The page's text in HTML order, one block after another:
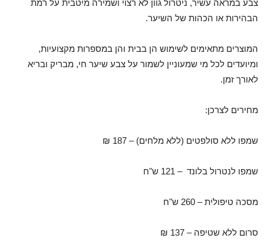
צבע במראה עשיר, ניטרול גוון לא רצוי ושמירה מיטבית על רמת
הבהירות או הכהות של השיער.
המוצרים מתאימים לשימוש הן בבית והן במספרות מקצועיות,
ומיועדים לכל מי שמעוניין לשמור על צבע שיער חי, מבריק ובריא
לאורך זמן.
מחירים לצרכן:
שמפו ללא סולפטים (ללא מלחים) – 187 ₪
שמפו לנטרול בלונד – 121 ש"ח
מסכה טיפולית – 260 ש"ח
סרום ללא שטיפה – 137 ₪